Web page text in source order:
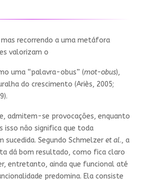
recorrendo a uma metáfora
valorizam o
uma “palavra-obus” (mot-obus),
do crescimento (Ariès, 2005;
admitem-se provocações, enquanto
isso não significa que toda
sucedida. Segundo Schmelzer et al., a
dá bom resultado, como fica claro
entretanto, ainda que funcional até
predomina. Ela consiste